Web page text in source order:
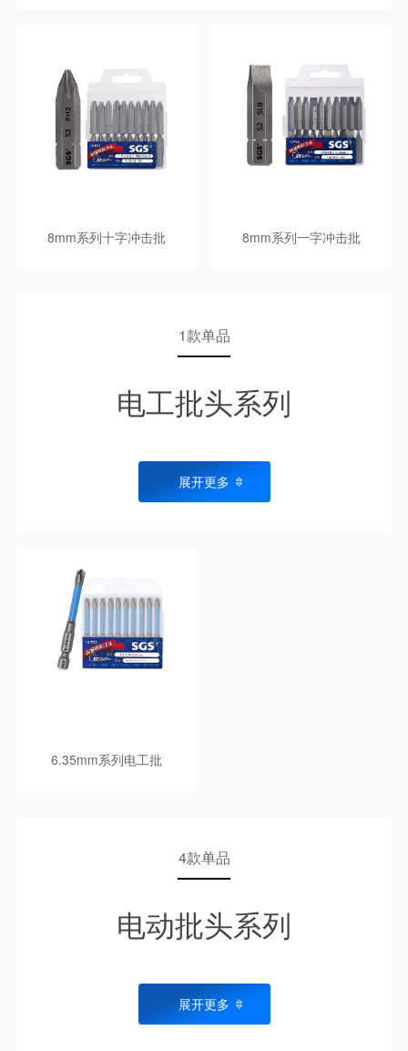
8mm系列十字冲击批 8mm系列一字冲击批
1款单品
电工批头系列
展开更多
6.35mm系列电工批
4款单品
电动批头系列
展开更多